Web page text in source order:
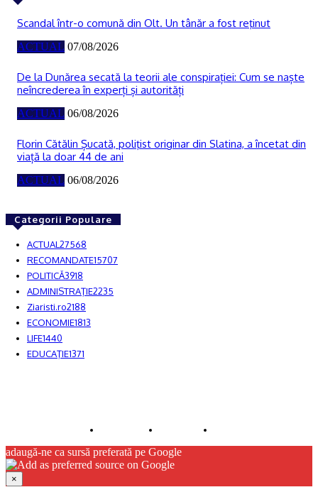
Scandal într-o comună din Olt. Un tânăr a fost reţinut
ACTUAL 07/08/2026
De la Dunărea secată la teorii ale conspirației: Cum se naște
neîncrederea în experți și autorități
ACTUAL 06/08/2026
Florin Cătălin Șucată, poliţist originar din Slatina, a încetat din
viață la doar 44 de ani
ACTUAL 06/08/2026
Categorii Populare
ACTUAL 27568
RECOMANDATE15707
POLITICĂ3918
ADMINISTRAŢIE2235
Ziaristi.ro2188
ECONOMIE1813
LIFE1440
EDUCAŢIE1371
adaugă-ne ca sursă preferată pe Google
×